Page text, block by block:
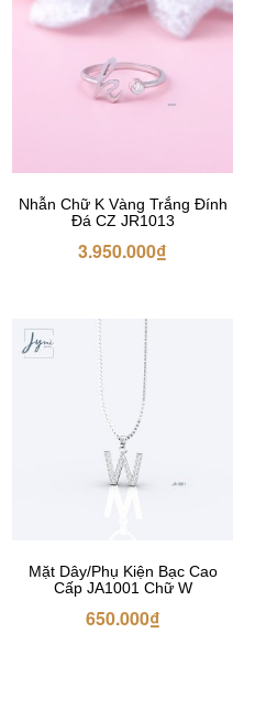
Nhẫn Chữ K Vàng Trắng Đính
Đá CZ JR1013
3.950.000₫
Mặt Dây/Phụ Kiện Bạc Cao
Cấp JA1001 Chữ W
650.000₫